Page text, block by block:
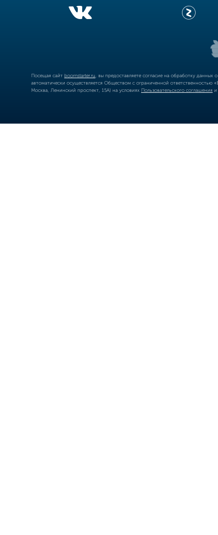
Посещая сайт boomstarter.ru , вы предоставляете согласие на обработку
автоматически осуществляется Обществом с ограниченной
Москва, Ленинский проспект, 15А) на условиях Пользовательского соглашения и